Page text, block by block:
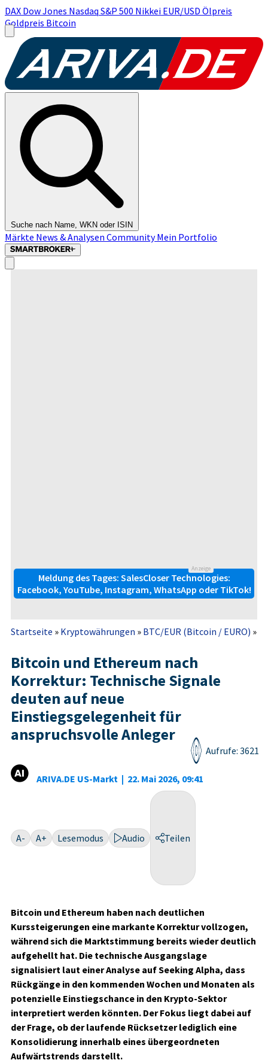
DAX Dow Jones Nasdaq S&P 500 Nikkei EUR/USD Ölpreis
Goldpreis Bitcoin
Suche nach Name, WKN oder ISIN
Märkte News & Analysen CommunityMein Portfolio
Anzeige
Meldung des Tages: SalesCloser Technologies:
Facebook, YouTube, Instagram, WhatsApp oder TikTok!
Startseite » Kryptowährungen » BTC/EUR (Bitcoin / EURO) »
Bitcoin und Ethereum nach
Korrektur: Technische Signale
deuten auf neue
Einstiegsgelegenheit für
anspruchsvolle Anleger
ARIVA.DE US-Markt | 22. Mai 2026, 09:41
Aufrufe: 3621
A- A+ Lesemodus Audio Teilen
Bitcoin und Ethereum haben nach deutlichen
Kurssteigerungen eine markante Korrektur vollzogen,
während sich die Marktstimmung bereits wieder deutlich
aufgehellt hat. Die technische Ausgangslage
signalisiert laut einer Analyse auf Seeking Alpha, dass
Rückgänge in den kommenden Wochen und Monaten als
potenzielle Einstiegschance in den Krypto-Sektor
interpretiert werden könnten. Der Fokus liegt dabei auf
der Frage, ob der laufende Rücksetzer lediglich eine
Konsolidierung innerhalb eines übergeordneten
Aufwärtstrends darstellt.